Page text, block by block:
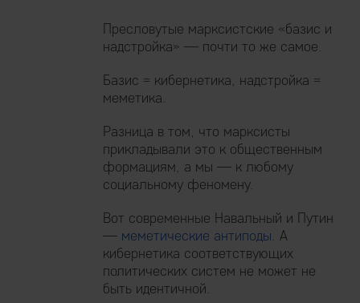
Пресловутые марксистские «базис и
надстройка» — почти то же самое.
Базис = кибернетика, надстройка =
меметика.
Разница в том, что марксисты
прикладывали это к общественным
формациям, а мы — к любому
социальному феномену.
Вот современные Навальный и Путин
— меметические антиподы. А
кибернетика соответствующих
политических систем не может не
быть идентичной.